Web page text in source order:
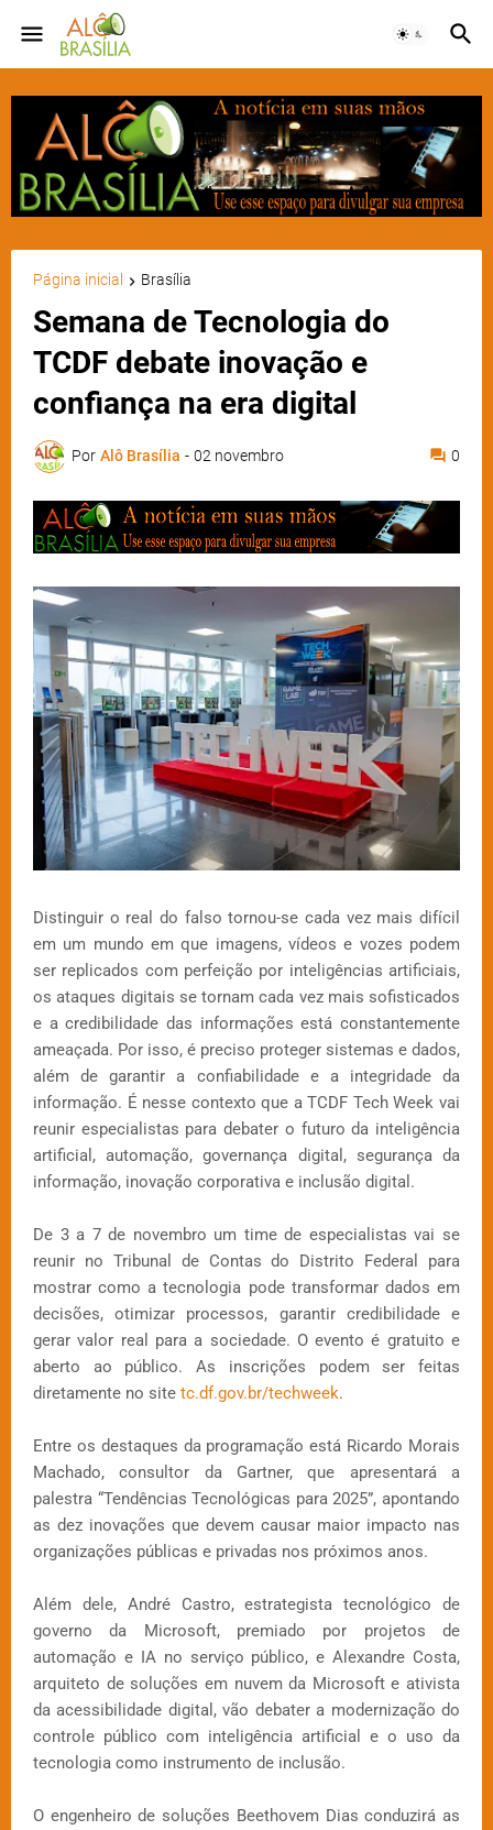
Página inicial Brasília
Semana de Tecnologia do
TCDF debate inovação e
confiança na era digital
Por Alô Brasília - 02 novembro 0
Distinguir o real do falso tornou-se cada vez mais difícil
em um mundo em que imagens, vídeos e vozes podem
ser replicados com perfeição por inteligências artificiais,
os ataques digitais se tornam cada vez mais sofisticados
e a credibilidade das informações está constantemente
ameaçada. Por isso, é preciso proteger sistemas e dados,
além de garantir a confiabilidade e a integridade da
informação. É nesse contexto que a TCDF Tech Week vai
reunir especialistas para debater o futuro da inteligência
artificial, automação, governança digital, segurança da
informação, inovação corporativa e inclusão digital.
De 3 a 7 de novembro um time de especialistas vai se
reunir no Tribunal de Contas do Distrito Federal para
mostrar como a tecnologia pode transformar dados em
decisões, otimizar processos, garantir credibilidade e
gerar valor real para a sociedade. O evento é gratuito e
aberto ao público. As inscrições podem ser feitas
diretamente no site tc.df.gov.br/techweek.
Entre os destaques da programação está Ricardo Morais
Machado, consultor da Gartner, que apresentará a
palestra “Tendências Tecnológicas para 2025”, apontando
as dez inovações que devem causar maior impacto nas
organizações públicas e privadas nos próximos anos.
Além dele, André Castro, estrategista tecnológico de
governo da Microsoft, premiado por projetos de
automação e IA no serviço público, e Alexandre Costa,
arquiteto de soluções em nuvem da Microsoft e ativista
da acessibilidade digital, vão debater a modernização do
controle público com inteligência artificial e o uso da
tecnologia como instrumento de inclusão.
O engenheiro de soluções Beethovem Dias conduzirá as